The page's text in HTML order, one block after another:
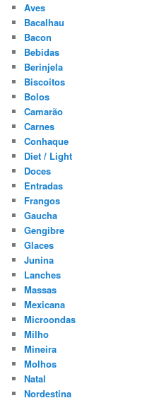
Aves
Bacalhau
Bacon
Bebidas
Berinjela
Biscoitos
Bolos
Camarão
Carnes
Conhaque
Diet / Light
Doces
Entradas
Frangos
Gaucha
Gengibre
Glaces
Junina
Lanches
Massas
Mexicana
Microondas
Milho
Mineira
Molhos
Natal
Nordestina